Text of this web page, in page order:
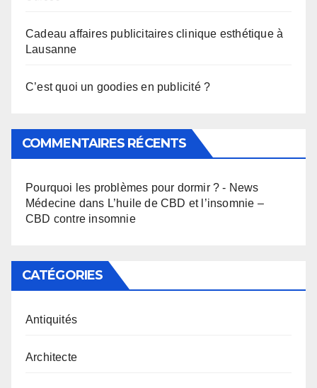
Cadeau affaires publicitaires clinique esthétique à
Lausanne
C’est quoi un goodies en publicité ?
COMMENTAIRES RÉCENTS
Pourquoi les problèmes pour dormir ? - News
Médecine dans L’huile de CBD et l’insomnie –
CBD contre insomnie
CATÉGORIES
Antiquités
Architecte